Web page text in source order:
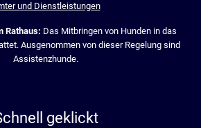
und Dienstleistungen
Rathaus: Das Mitbringen von Hunden in das
Ausgenommen von dieser Regelung sind
Assistenzhunde.
geklickt